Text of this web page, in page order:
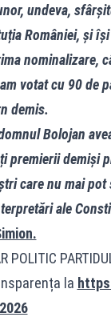
undeva,
României, și
nominalizare,
votat cu 90 de
demis.
Bolojan
premierii demiși
care nu mai
ale
POLITIC
la